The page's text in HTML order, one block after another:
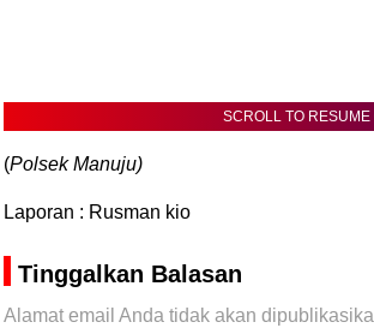
SCROLL TO
(Polsek Manuju)
Laporan : Rusman kio
Tinggalkan Balasan
Alamat email Anda tidak akan